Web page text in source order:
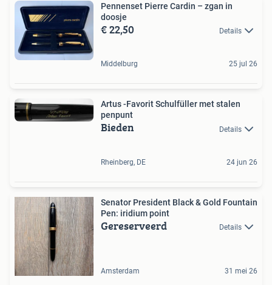
Pennenset Pierre Cardin – zgan in
doosje
€ 22,50 Details
Middelburg 25 jul 26
Artus -Favorit Schulfüller met stalen
penpunt
Bieden Details
Rheinberg, DE 24 jun 26
Senator President Black & Gold Fountain
Pen: iridium point
Gereserveerd Details
Amsterdam 31 mei 26